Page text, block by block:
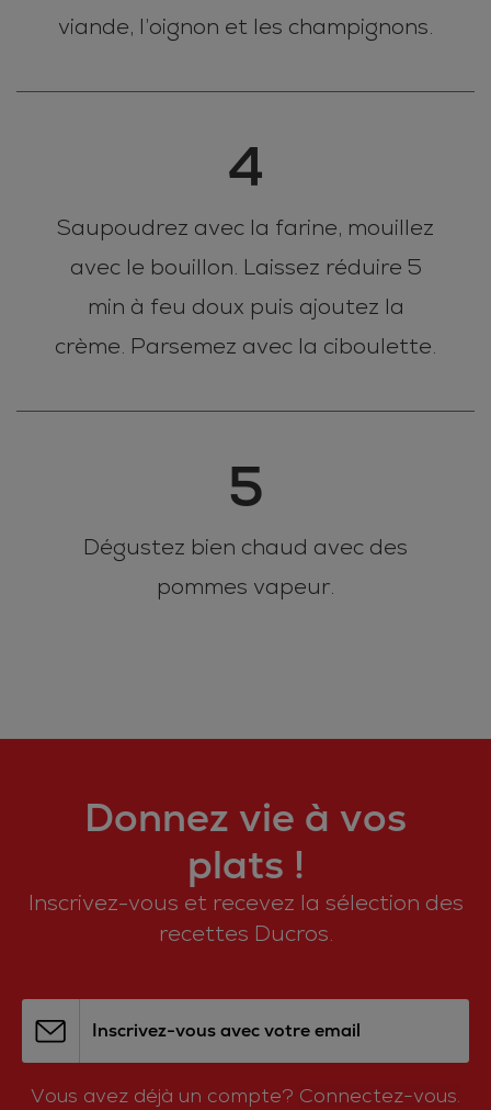
viande, l’oignon et les champignons.
4
Saupoudrez avec la farine, mouillez
avec le bouillon. Laissez réduire 5
min à feu doux puis ajoutez la
crème. Parsemez avec la ciboulette.
5
Dégustez bien chaud avec des
pommes vapeur.
Donnez vie à vos
plats !
Inscrivez-vous et recevez la sélection des
recettes Ducros.
Inscrivez-vous avec votre email
Vous avez déjà un compte? Connectez-vous.